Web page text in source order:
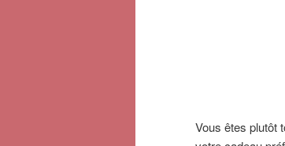
Vous êtes plutôt